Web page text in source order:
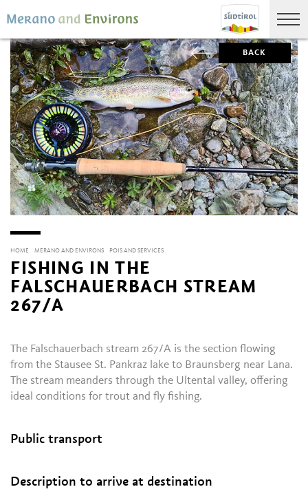
BACK
HOME MERANO AND ENVIRONS POIS AND SERVICES
FISHING IN THE
FALSCHAUERBACH STREAM
267/A
The Falschauerbach stream 267/A is the section flowing
from the Stausee St. Pankraz lake to Braunsberg near Lana.
The stream meanders through the Ultental valley, offering
ideal conditions for trout and fly fishing.
Public transport
Description to arrive at destination